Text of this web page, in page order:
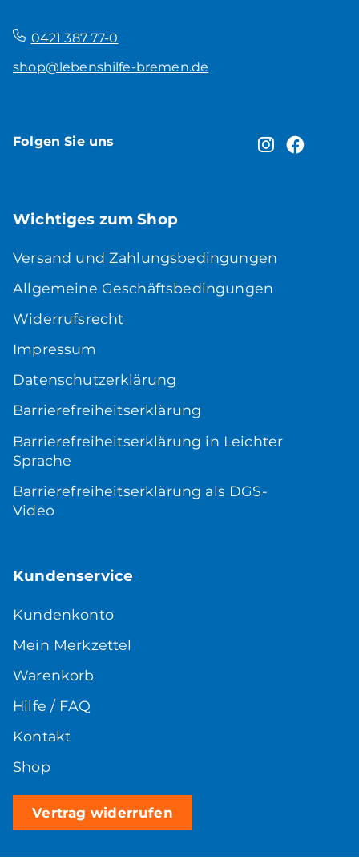
0421 387 77-0
shop@lebenshilfe-bremen.de
Folgen Sie uns
Wichtiges zum Shop
Versand und Zahlungsbedingungen
Allgemeine Geschäftsbedingungen
Widerrufsrecht
Impressum
Datenschutzerklärung
Barrierefreiheitserklärung
Barrierefreiheitserklärung in Leichter
Sprache
Barrierefreiheitserklärung als DGS-
Video
Kundenservice
Kundenkonto
Mein Merkzettel
Warenkorb
Hilfe / FAQ
Kontakt
Shop
Vertrag widerrufen